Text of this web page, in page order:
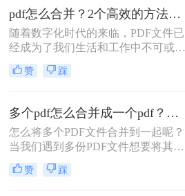
问题，不知道大家有没有解决方法，
小编给大家介绍一款用着很不错的合
并pdf软件吧，相信你会喜欢的。
pdf怎么合并？2个高效的方法千万不能错过~
随着数字化时代的来临，PDF文件已
经成为了我们生活和工作中不可或缺
的一部分。当我们需要处理大量的
PDF文件时，将它们合并成一个文件
文将为您详细介绍pdf怎么合并的方法
以及需要注意的事项。
赞 踩
多个pdf怎么合并成一个pdf？试试这几个方法！
怎么将多个PDF文件合并到一起呢？
当我们遇到多份PDF文件想要将其合
并到一个PDF文件中时，你会怎么做
呢？这时候就要使用多个pdf怎么合并
赞 踩